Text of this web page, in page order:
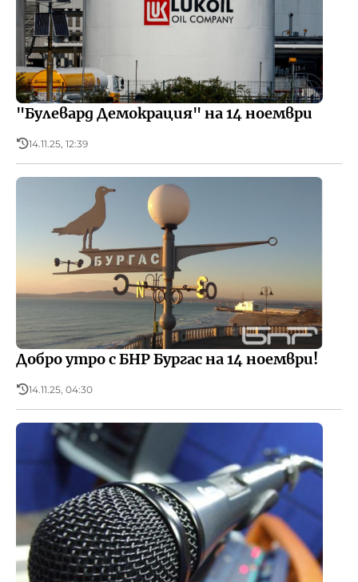
"Булевард Демокрация" на 14 ноември
14.11.25, 12:39
Добро утро с БНР Бургас на 14 ноември!
14.11.25, 04:30